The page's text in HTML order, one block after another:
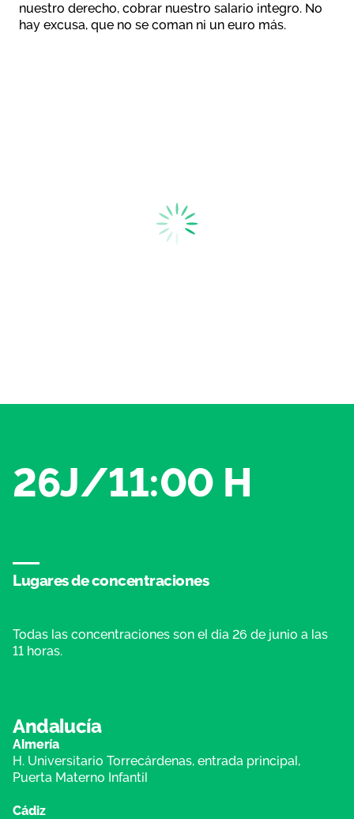
nuestro derecho, cobrar nuestro salario integro. No
hay excusa, que no se coman ni un euro más.
26J/11:00 H
Lugares de concentraciones
Todas las concentraciones son el dia 26 de junio a las
11 horas.
Andalucía
Almería
H. Universitario Torrecárdenas, entrada principal,
Puerta Materno Infantil
Cádiz